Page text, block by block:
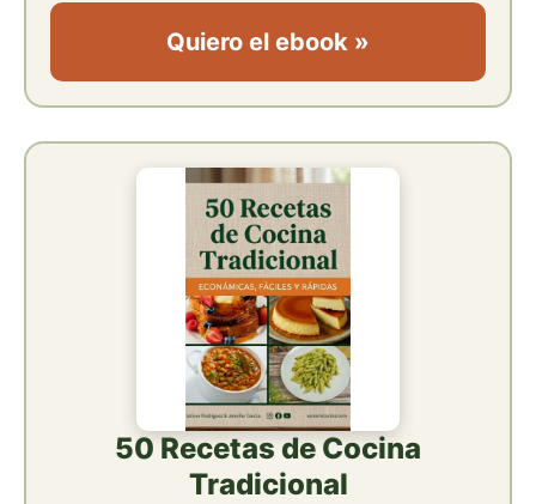
Quiero el ebook »
50 Recetas de Cocina
Tradicional